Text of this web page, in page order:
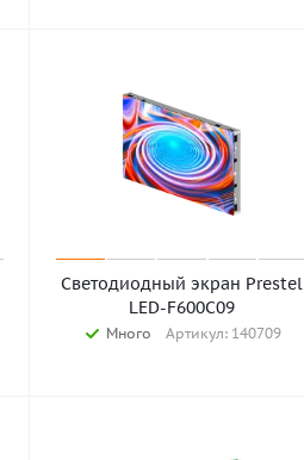
Светодиодный экран Prestel
LED-F600C09
Много Артикул: 140709